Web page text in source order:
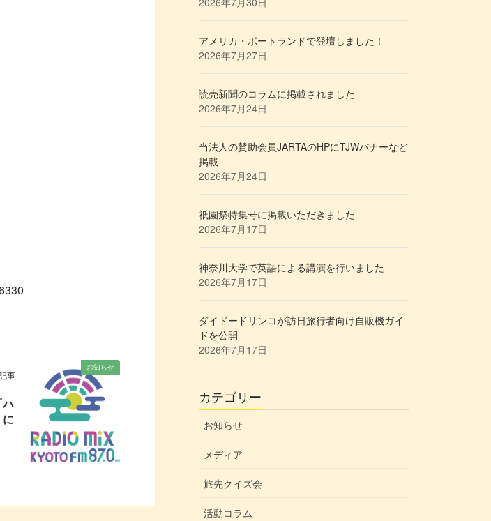
お知らせ
事
ハ
アメリカ・ポートランドで登壇しました！
2026年7月27日
読売新聞のコラムに掲載されました
2026年7月24日
当法人の賛助会員JARTAのHPにTJWバナーなど
掲載
2026年7月24日
祇園祭特集号に掲載いただきました
2026年7月17日
神奈川大学で英語による講演を行いました
2026年7月17日
ダイドードリンコが訪日旅行者向け自販機ガイ
ドを公開
2026年7月17日
カテゴリー
お知らせ
メディア
旅先クイズ会
活動コラム